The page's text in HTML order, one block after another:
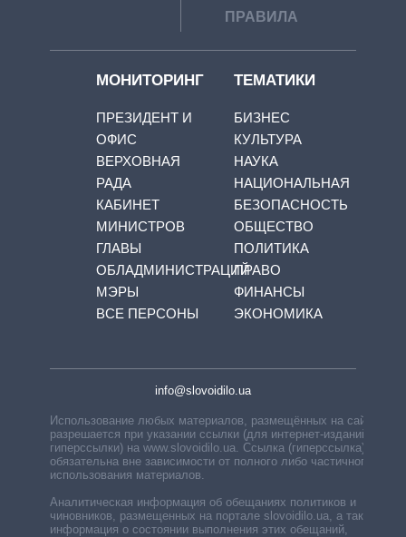
ПРАВИЛА
МОНИТОРИНГ
ПРЕЗИДЕНТ И
ОФИС
ВЕРХОВНАЯ
РАДА
КАБИНЕТ
МИНИСТРОВ
ГЛАВЫ
ОБЛАДМИНИСТРАЦИЙ
МЭРЫ
ВСЕ ПЕРСОНЫ
ТЕМАТИКИ
БИЗНЕС
КУЛЬТУРА
НАУКА
НАЦИОНАЛЬНАЯ
БЕЗОПАСНОСТЬ
ОБЩЕСТВО
ПОЛИТИКА
ПРАВО
ФИНАНСЫ
ЭКОНОМИКА
info@slovoidilo.ua
Использование любых материалов, размещённых на сайте,
разрешается при указании ссылки (для интернет-изданий —
гиперссылки) на www.slovoidilo.ua. Ссылка (гиперссылка)
обязательна вне зависимости от полного либо частичного
использования материалов.
Аналитическая информация об обещаниях политиков и
чиновников, размещенных на портале slovoidilo.ua, а также
информация о состоянии выполнения этих обещаний,